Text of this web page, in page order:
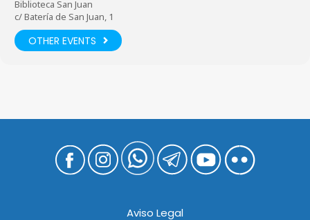
Biblioteca San Juan
c/ Batería de San Juan, 1
OTHER EVENTS
Aviso Legal